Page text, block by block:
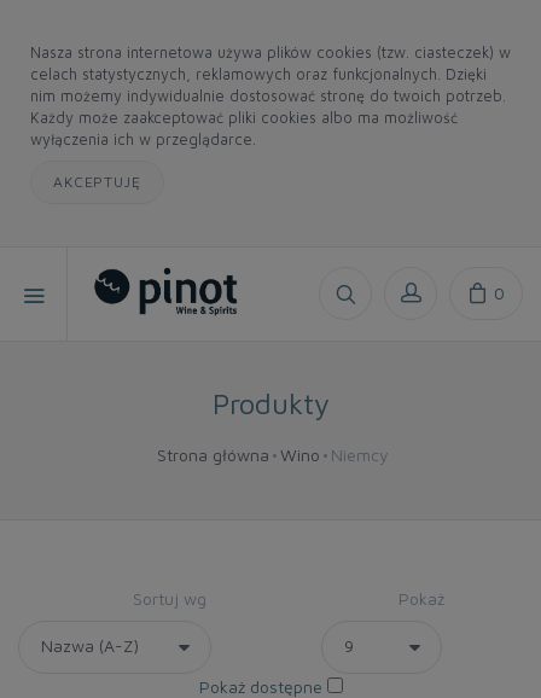
Nasza strona internetowa używa plików cookies (tzw. ciasteczek) w
celach statystycznych, reklamowych oraz funkcjonalnych. Dzięki
nim możemy indywidualnie dostosować stronę do twoich potrzeb.
Każdy może zaakceptować pliki cookies albo ma możliwość
wyłączenia ich w przeglądarce.
AKCEPTUJĘ
0
Produkty
Strona główna Wino Niemcy
Sortuj wg Pokaż
Pokaż dostępne